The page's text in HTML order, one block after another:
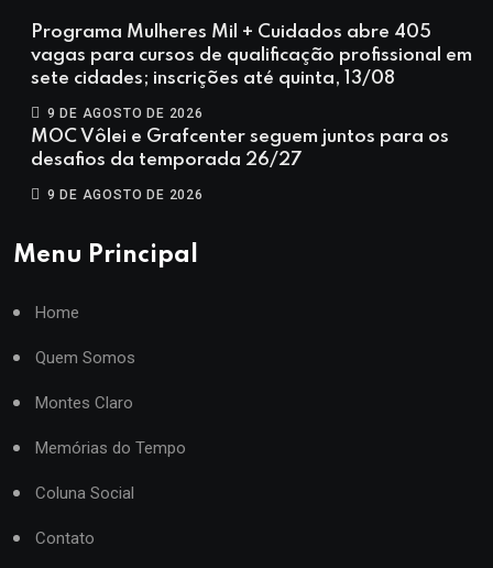
Programa Mulheres Mil + Cuidados abre 405
vagas para cursos de qualificação profissional em
sete cidades; inscrições até quinta, 13/08
9 DE AGOSTO DE 2026
MOC Vôlei e Grafcenter seguem juntos para os
desafios da temporada 26/27
9 DE AGOSTO DE 2026
Menu Principal
Home
Quem Somos
Montes Claro
Memórias do Tempo
Coluna Social
Contato